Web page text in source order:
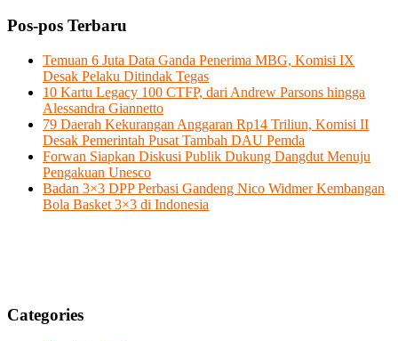
Pos-pos Terbaru
Temuan 6 Juta Data Ganda Penerima MBG, Komisi IX
Desak Pelaku Ditindak Tegas
10 Kartu Legacy 100 CTFP, dari Andrew Parsons hingga
Alessandra Giannetto
79 Daerah Kekurangan Anggaran Rp14 Triliun, Komisi II
Desak Pemerintah Pusat Tambah DAU Pemda
Forwan Siapkan Diskusi Publik Dukung Dangdut Menuju
Pengakuan Unesco
Badan 3×3 DPP Perbasi Gandeng Nico Widmer Kembangan
Bola Basket 3×3 di Indonesia
Categories